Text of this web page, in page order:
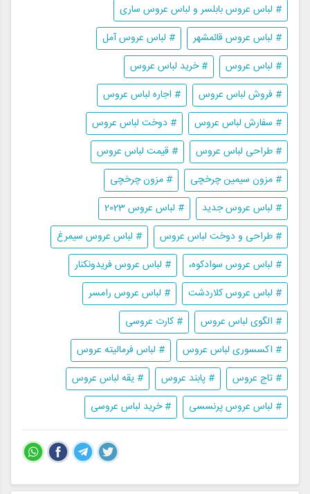
# لباس عروس بابلسر و لباس عروس ساری
# لباس عروس قائمشهر
# لباس عروس آمل
# لباس عروس
# خرید لباس عروس
# فروش لباس عروس
# اجاره لباس عروس
# سفارش لباس عروس
# دوخت لباس عروس
# طراحی لباس عروس
# قیمت لباس عروس
# مزون سیمین چرخچی
# مزون چرخچی
# لباس عروس جدید
# لباس عروس 2023
# طراحی و دوخت لباس عروس
# لباس عروس سیمرغ
# لباس عروس سوادکوه،
# لباس عروس فریدونکنار
# لباس عروس کلاردشت
# لباس عروس رامسر
# الگوی لباس عروس
# کارت عروسی
# اکسسوری لباس عروس
# لباس فرمالیته عروس
# تاج عروس
# پابند عروس
# یقه لباس عروس
# لباس عروس پرنسسی
# خرید لباس عروسی